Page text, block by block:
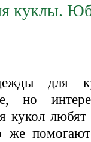
куклы.
для
но
кукол
же